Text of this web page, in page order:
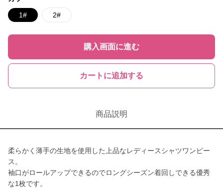
1# 2#
購入画面に進む
カートに追加する
商品説明
柔らかく薄手の生地を使用した上品なレディースシャツワンピー
ス。
袖口がロールアップできるのでロングシーズン着回しできる優秀
な1枚です。